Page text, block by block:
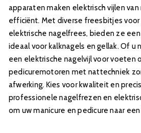
apparaten maken elektrisch vijlen
efficiënt. Met diverse freesbitjes voor
elektrische nagelfrees, bieden ze
ideaal voor kalknagels en gellak. Of u
een elektrische nagelvijl voor voeten
pedicuremotoren met nattechniek
afwerking. Kies voor kwaliteit en
professionele nagelfrezen en
om uw manicure en pedicure naar